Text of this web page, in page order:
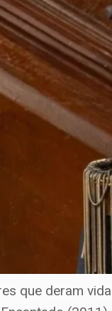
que deram